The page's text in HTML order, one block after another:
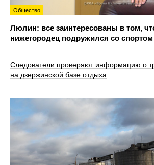
Общество
Люлин: все заинтересованы в том,
нижегородец подружился со спортом
Следователи проверяют информацию о
на дзержинской базе отдыха